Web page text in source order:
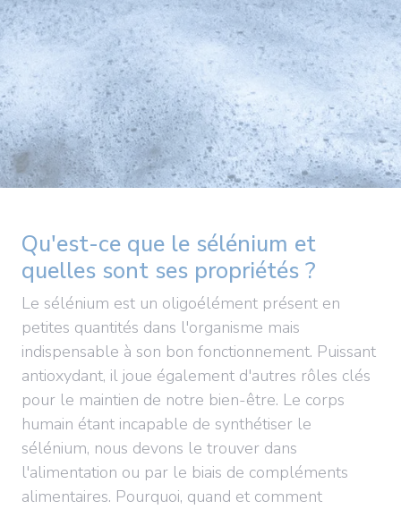
Qu'est-ce que le sélénium et
quelles sont ses propriétés ?
Le sélénium est un oligoélément présent en
petites quantités dans l'organisme mais
indispensable à son bon fonctionnement. Puissant
antioxydant, il joue également d'autres rôles clés
pour le maintien de notre bien-être. Le corps
humain étant incapable de synthétiser le
sélénium, nous devons le trouver dans
l'alimentation ou par le biais de compléments
alimentaires. Pourquoi, quand et comment